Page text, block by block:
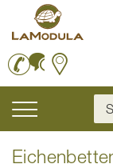
Inhalt
springen
Navigation